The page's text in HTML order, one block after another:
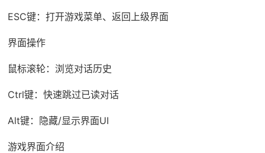
ESC键：打开游戏菜单、返回上级界面
界面操作
鼠标滚轮：浏览对话历史
Ctrl键：快速跳过已读对话
Alt键：隐藏/显示界面UI
游戏界面介绍